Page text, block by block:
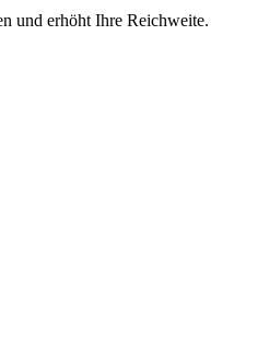
und erhöht Ihre Reichweite.